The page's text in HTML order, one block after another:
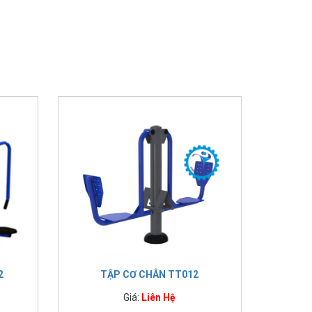
TẬP CƠ CHÂN TT012
Giá: Liên Hệ